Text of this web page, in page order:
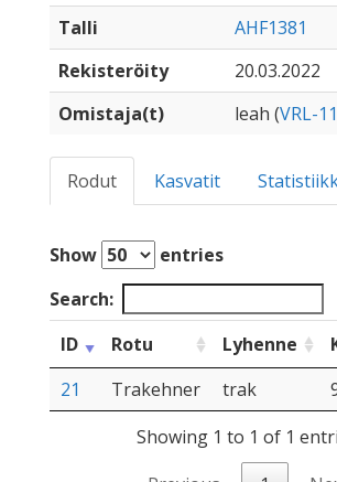
Talli
AHF1381
Rekisteröity
20.03.2022
Omistaja(t)
leah (VRL-
Rodut Kasvatit
Show
entries
Search:
ID
Rotu Lyhenne
21
Trakehner trak
Showing 1 to 1 of 1